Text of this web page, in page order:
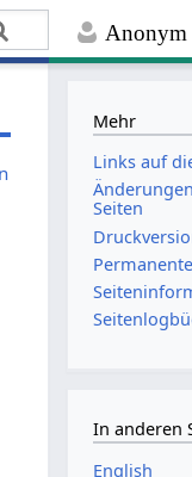
Anonym
Mehr
Links auf
Seiten
In anderen
English